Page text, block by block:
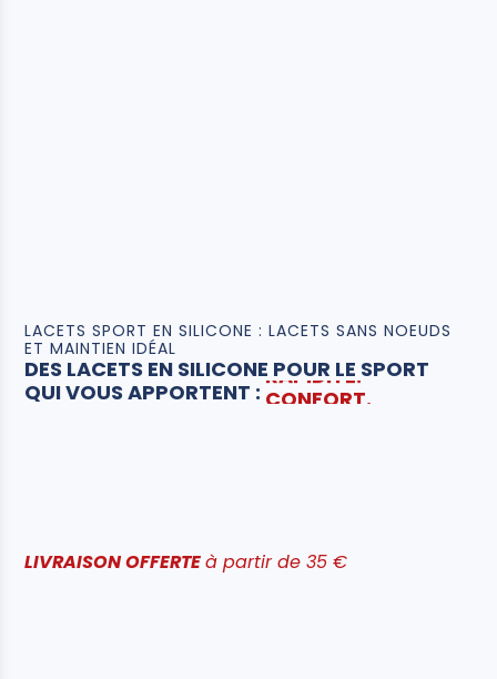
LACETS SPORT EN SILICONE : LACETS SANS NOEUDS
ET MAINTIEN IDÉAL
DES LACETS EN SILICONE POUR LE SPORT
QUI VOUS APPORTENT :
CONFORT.
MAINTIEN.
RAPIDITÉ.
LIVRAISON OFFERTEà partir de 35 €